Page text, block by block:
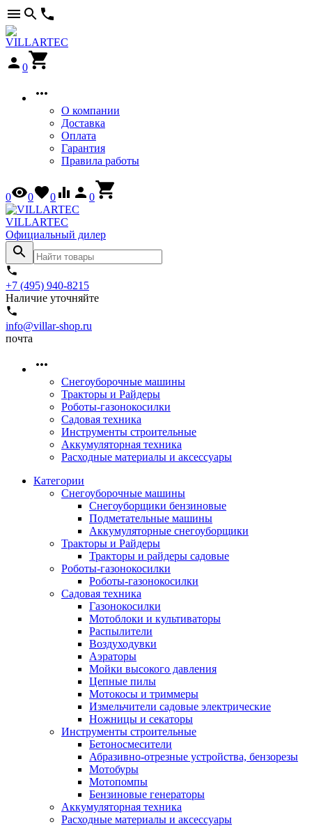
0
О компании
Доставка
Оплата
Гарантия
Правила работы
0 0 0 0
VILLARTEC
Официальный дилер
+7 (495) 940-8215
Наличие уточняйте
info@villar-shop.ru
почта
Снегоуборочные машины
Тракторы и Райдеры
Роботы-газонокосилки
Садовая техника
Инструменты строительные
Аккумуляторная техника
Расходные материалы и аксессуары
Категории
Снегоуборочные машины
Снегоуборщики бензиновые
Подметательные машины
Аккумуляторные снегоуборщики
Тракторы и Райдеры
Тракторы и райдеры садовые
Роботы-газонокосилки
Роботы-газонокосилки
Садовая техника
Газонокосилки
Мотоблоки и культиваторы
Распылители
Воздуходувки
Аэраторы
Мойки высокого давления
Цепные пилы
Мотокосы и триммеры
Измельчители садовые электрические
Ножницы и секаторы
Инструменты строительные
Бетоносмесители
Абразивно-отрезные устройства, бензорезы
Мотобуры
Мотопомпы
Бензиновые генераторы
Аккумуляторная техника
Расходные материалы и аксессуары